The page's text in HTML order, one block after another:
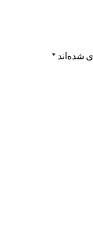
شده‌اند *